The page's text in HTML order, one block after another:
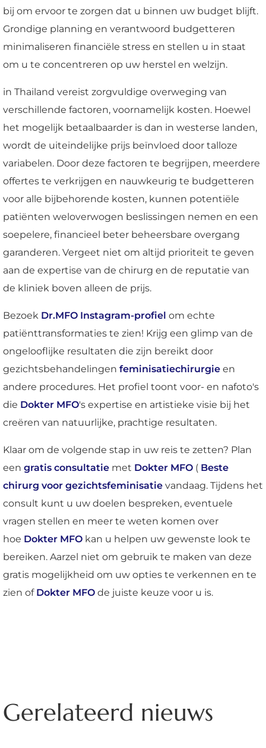
bij om ervoor te zorgen dat u binnen uw budget blijft.
Grondige planning en verantwoord budgetteren
minimaliseren financiële stress en stellen u in staat
om u te concentreren op uw herstel en welzijn.
in Thailand vereist zorgvuldige overweging van
verschillende factoren, voornamelijk kosten. Hoewel
het mogelijk betaalbaarder is dan in westerse landen,
wordt de uiteindelijke prijs beïnvloed door talloze
variabelen. Door deze factoren te begrijpen, meerdere
offertes te verkrijgen en nauwkeurig te budgetteren
voor alle bijbehorende kosten, kunnen potentiële
patiënten weloverwogen beslissingen nemen en een
soepelere, financieel beter beheersbare overgang
garanderen. Vergeet niet om altijd prioriteit te geven
aan de expertise van de chirurg en de reputatie van
de kliniek boven alleen de prijs.
Bezoek Dr.MFO Instagram-profiel om echte
patiënttransformaties te zien! Krijg een glimp van de
ongelooflijke resultaten die zijn bereikt door
gezichtsbehandelingen feminisatiechirurgie en
andere procedures. Het profiel toont voor- en nafoto's
die Dokter MFO's expertise en artistieke visie bij het
creëren van natuurlijke, prachtige resultaten.
Klaar om de volgende stap in uw reis te zetten? Plan
een gratis consultatie met Dokter MFO ( Beste
chirurg voor gezichtsfeminisatie vandaag. Tijdens het
consult kunt u uw doelen bespreken, eventuele
vragen stellen en meer te weten komen over
hoe Dokter MFO kan u helpen uw gewenste look te
bereiken. Aarzel niet om gebruik te maken van deze
gratis mogelijkheid om uw opties te verkennen en te
zien of Dokter MFO de juiste keuze voor u is.
Gerelateerd nieuws